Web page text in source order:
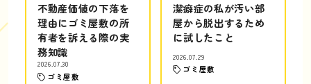
不動産価値の下落を
理由にゴミ屋敷の所
有者を訴える際の実
務知識
2026.07.30
ゴミ屋敷
潔癖症の私が汚い部
屋から脱出するため
に試したこと
2026.07.29
ゴミ屋敷